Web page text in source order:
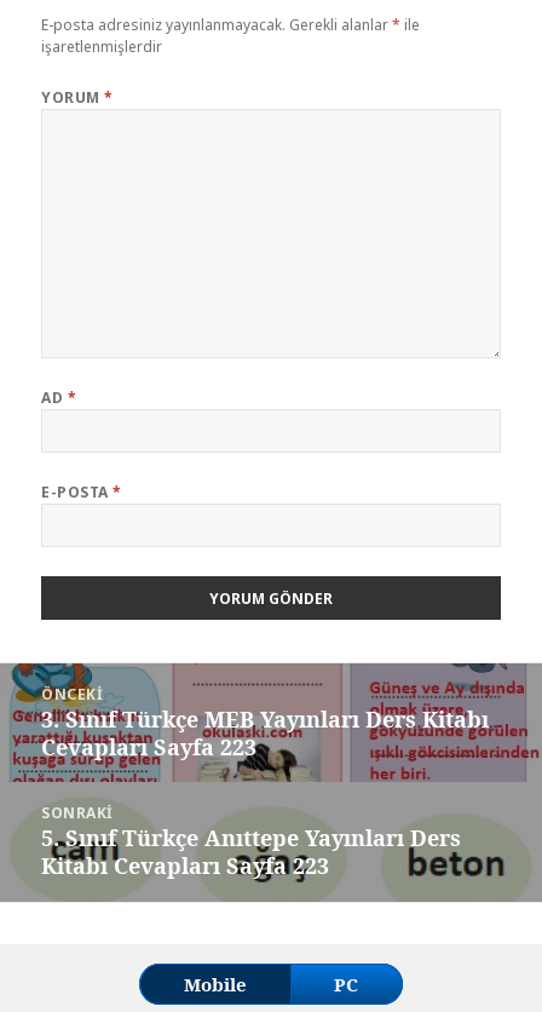
E-posta adresiniz yayınlanmayacak. Gerekli alanlar* ile
işaretlenmişlerdir
YORUM*
AD *
E-POSTA*
Yazı
gezinmesi
ÖNCEKI
Önceki
yazı:
3. Sınıf Türkçe MEB Yayınları Ders Kitabı
Cevapları Sayfa 223
SONRAKI
Sonraki
yazı:
5. Sınıf Türkçe Anıttepe Yayınları Ders
Kitabı Cevapları Sayfa 223
Mobile PC